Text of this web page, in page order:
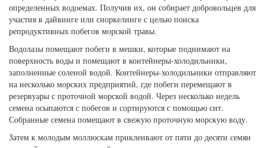
определенных водоемах. Получив их, он собирает добровольцев для
участия в дайвинге или сноркелинге с целью поиска
репродуктивных побегов морской травы.
Водолазы помещают побеги в мешки, которые поднимают на
поверхность воды и помещают в контейнеры-холодильники,
заполненные соленой водой. Контейнеры-холодильники отправляют
на несколько морских предприятий, где побеги перемещают в
резервуары с проточной морской водой. Через несколько недель
семена осыпаются с побегов и сортируются с помощью сит.
Собранные семена помещают в свежую проточную морскую воду.
Затем к молодым моллюскам приклеивают от пяти до десяти семян